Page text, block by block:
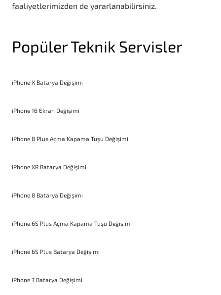
faaliyetlerimizden de yararlanabilirsiniz.
Popüler Teknik Servisler
iPhone X Batarya Değişimi
iPhone 16 Ekran Değişimi
iPhone 8 Plus Açma Kapama Tuşu Değişimi
iPhone XR Batarya Değişimi
iPhone 8 Batarya Değişimi
iPhone 6S Plus Açma Kapama Tuşu Değişimi
iPhone 6S Plus Batarya Değişimi
iPhone 7 Batarya Değişimi